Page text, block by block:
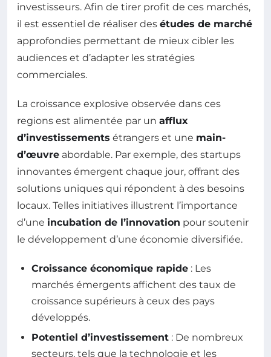
investisseurs. Afin de tirer profit de ces marchés,
il est essentiel de réaliser des études de marché
approfondies permettant de mieux cibler les
audiences et d’adapter les stratégies
commerciales.
La croissance explosive observée dans ces
regions est alimentée par un afflux
d’investissements étrangers et une main-
d’œuvre abordable. Par exemple, des startups
innovantes émergent chaque jour, offrant des
solutions uniques qui répondent à des besoins
locaux. Telles initiatives illustrent l’importance
d’une incubation de l’innovation pour soutenir
le développement d’une économie diversifiée.
Croissance économique rapide : Les
marchés émergents affichent des taux de
croissance supérieurs à ceux des pays
développés.
Potentiel d’investissement : De nombreux
secteurs, tels que la technologie et les